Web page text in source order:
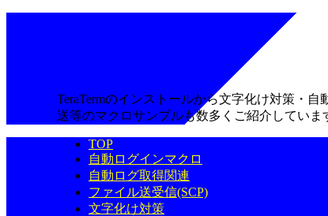
TeraTermのインストールから文字化け対策・
送等のマクロサンプルも数多くご紹介していま
TOP
自動ログインマクロ
自動ログ取得関連
ファイル送受信(SCP)
文字化け対策